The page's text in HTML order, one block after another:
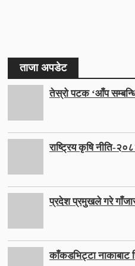
ताजा अपडेट
तेस्रो पटक ‘आँप
राष्ट्रिय कृषि नीति-
प्रदेश प्रमुखले गरे
काँकडभिट्टा नाकाबाट